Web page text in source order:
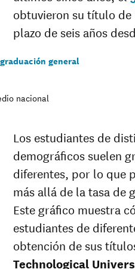
obtuvieron su título
plazo de seis años
general
nacional
Los estudiantes de
demográficos suelen
diferentes, por lo que
más allá de la tasa de
Este gráfico muestra
estudiantes de
obtención de sus
Technological